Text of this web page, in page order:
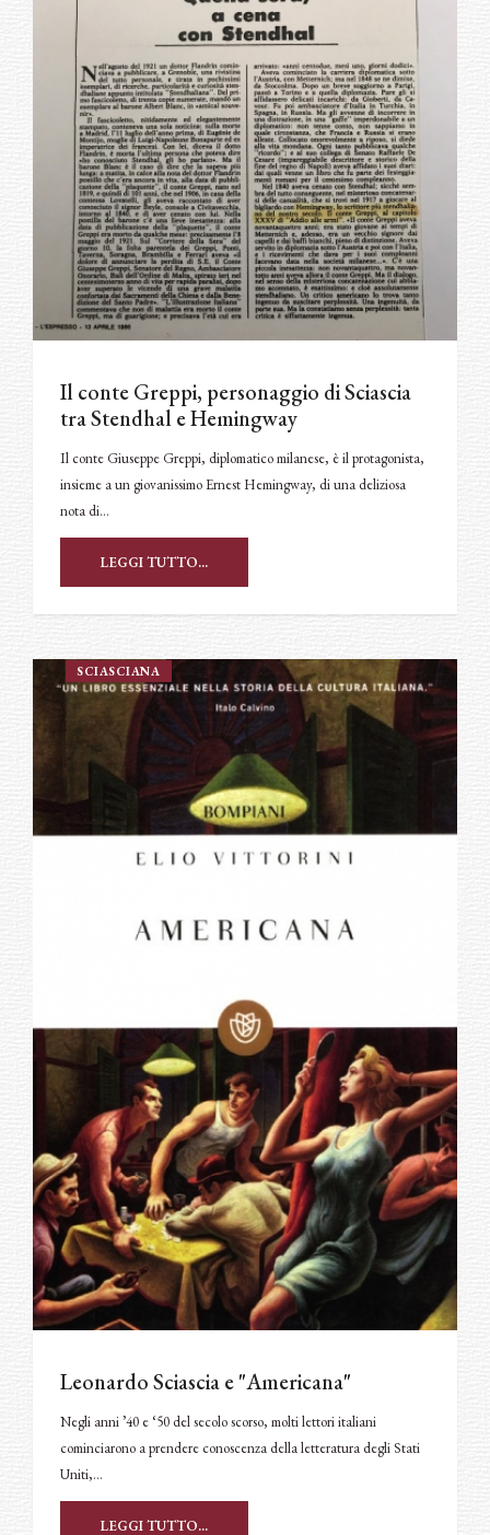
Il conte Greppi, personaggio di Sciascia
tra Stendhal e Hemingway
Il conte Giuseppe Greppi, diplomatico milanese, è il protagonista,
insieme a un giovanissimo Ernest Hemingway, di una deliziosa
nota di…
LEGGI TUTTO...
SCIASCIANA
Leonardo Sciascia e "Americana"
Negli anni ’40 e ‘50 del secolo scorso, molti lettori italiani
cominciarono a prendere conoscenza della letteratura degli Stati
Uniti,…
LEGGI TUTTO...